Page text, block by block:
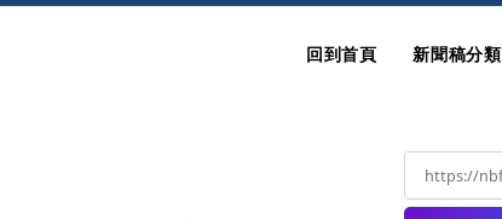
回到首頁 新聞稿分類